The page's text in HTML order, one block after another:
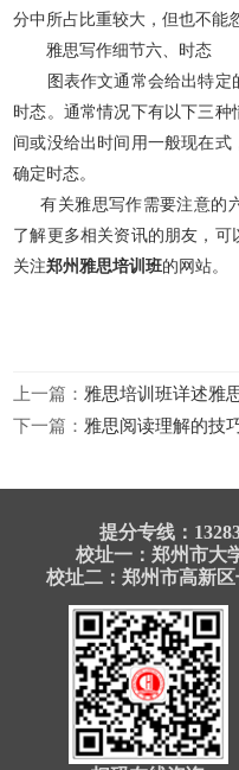
分中所占比重较大，但也不能忽
雅思写作细节六、时态
图表作文通常会给出特定
时态。通常情况下有以下三
间或没给出时间用一般现在
确定时态。
有关雅思写作需要注意的
了解更多相关资讯的朋友，
关注郑州雅思培训班的网站。
上一篇： 雅思培训班详述雅
下一篇： 雅思阅读理解的技
提分专线：
校址一：郑州市大
校址二：郑州市高新